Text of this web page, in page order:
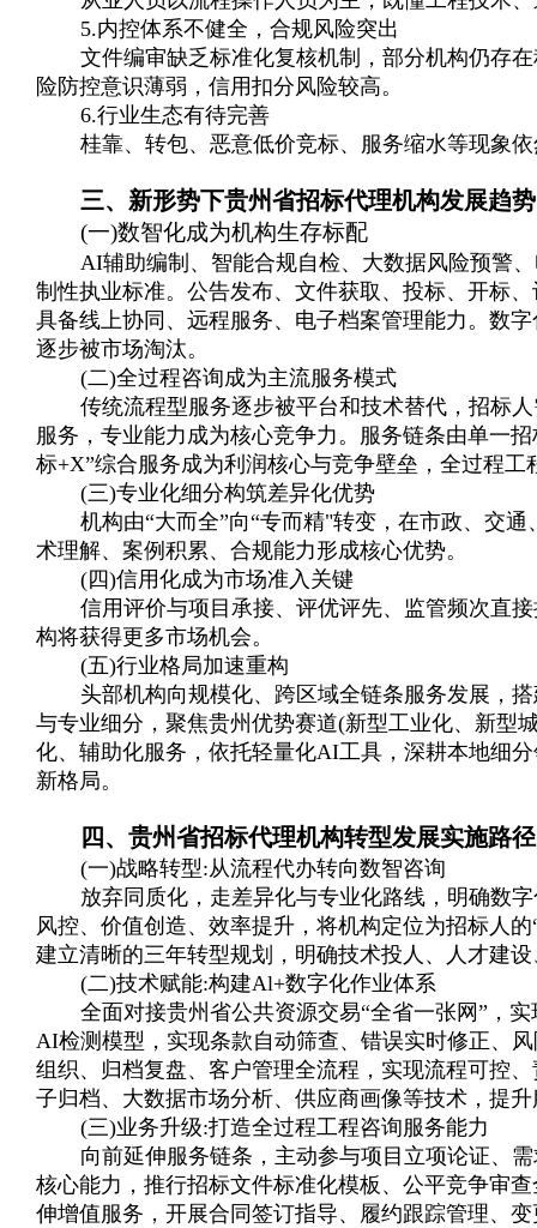
5.内控体系不健全，合规风险突出
文件编审缺乏标准化复核机制，部分机构仍存
险防控意识薄弱，信用扣分风险较高。
6.行业生态有待完善
桂靠、转包、恶意低价竞标、服务缩水等现象
三、新形势下贵州省招标代理机构发展趋势
(一)数智化成为机构生存标配
AI辅助编制、智能合规自检、大数据风险预警
制性执业标准。公告发布、文件获取、投标、开标
具备线上协同、远程服务、电子档案管理能力。数
逐步被市场淘汰。
(二)全过程咨询成为主流服务模式
传统流程型服务逐步被平台和技术替代，招标
服务，专业能力成为核心竞争力。服务链条由单一招
标+X”综合服务成为利润核心与竞争壁垒，全过程
(三)专业化细分构筑差异化优势
机构由“大而全”向“专而精"转变，在市政、交
术理解、案例积累、合规能力形成核心优势。
(四)信用化成为市场准入关键
信用评价与项目承接、评优评先、监管频次直
构将获得更多市场机会。
(五)行业格局加速重构
头部机构向规模化、跨区域全链条服务发展，
与专业细分，聚焦贵州优势赛道(新型工业化、新型
化、辅助化服务，依托轻量化AI工具，深耕本地细
新格局。
四、贵州省招标代理机构转型发展实施路径
(一)战略转型:从流程代办转向数智咨询
放弃同质化，走差异化与专业化路线，明确数
风控、价值创造、效率提升，将机构定位为招标人
建立清晰的三年转型规划，明确技术投人、人才建
(二)技术赋能:构建Al+数字化作业体系
全面对接贵州省公共资源交易“全省一张网”，
AI检测模型，实现条款自动筛查、错误实时修正、
组织、归档复盘、客户管理全流程，实现流程可控
子归档、大数据市场分析、供应商画像等技术，提
(三)业务升级:打造全过程工程咨询服务能力
向前延伸服务链条，主动参与项目立项论证、
核心能力，推行招标文件标准化模板、公平竞争审
伸增值服务，开展合同签订指导、履约跟踪管理、